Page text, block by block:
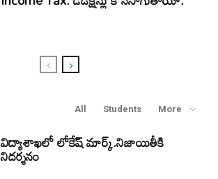
All Students More
విద్యాశాఖలో లోకేష్ మార్క్.నిజాయితీకి
నిదర్శనం